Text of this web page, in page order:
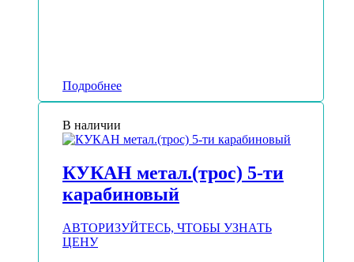
Подробнее
В наличии
КУКАН метал.(трос) 5-ти
карабиновый
АВТОРИЗУЙТЕСЬ, ЧТОБЫ УЗНАТЬ
ЦЕНУ